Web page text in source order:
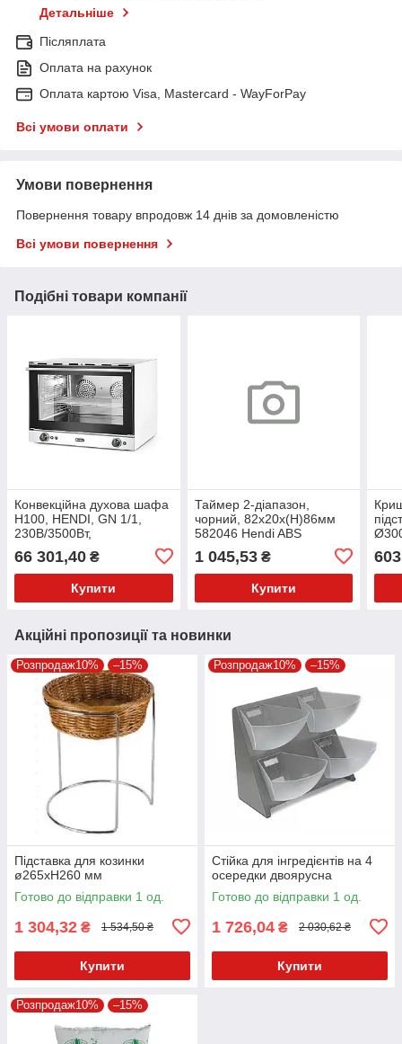
Детальніше
Післяплата
Оплата на рахунок
Оплата картою Visa, Mastercard - WayForPay
Всі умови оплати
Умови повернення
Повернення товару впродовж 14 днів за домовленістю
Всі умови повернення
Подібні товари компанії
Конвекційна духова шафа
H100, HENDI, GN 1/1,
230В/3500Вт,
229880 Hendi
66 301,40 ₴
Купити
Таймер 2-діапазон,
чорний, 82x20x(H)86мм
582046 Hendi ABS
styrene)
1 045,53₴
Купити
Акційні пропозиції та новинки
Розпродаж10% –15%
Підставка для козинки
ø265хH260 мм
Готово до відправки 1 од.
1 304,32 ₴ 1 534,50 ₴
Купити
Розпродаж10% –15%
Стійка для інгредієнтів на 4
осередки двоярусна
Готово до відправки 1 од.
1 726,04 ₴ 2 030,62 ₴
Купити
Розпродаж10% –15%